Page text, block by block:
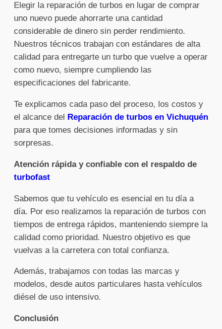
Elegir la reparación de turbos en lugar de comprar
uno nuevo puede ahorrarte una cantidad
considerable de dinero sin perder rendimiento.
Nuestros técnicos trabajan con estándares de alta
calidad para entregarte un turbo que vuelve a operar
como nuevo, siempre cumpliendo las
especificaciones del fabricante.
Te explicamos cada paso del proceso, los costos y
el alcance del Reparación de turbos en Vichuquén
para que tomes decisiones informadas y sin
sorpresas.
Atención rápida y confiable con el respaldo de
turbofast
Sabemos que tu vehículo es esencial en tu día a
día. Por eso realizamos la reparación de turbos con
tiempos de entrega rápidos, manteniendo siempre la
calidad como prioridad. Nuestro objetivo es que
vuelvas a la carretera con total confianza.
Además, trabajamos con todas las marcas y
modelos, desde autos particulares hasta vehículos
diésel de uso intensivo.
Conclusión